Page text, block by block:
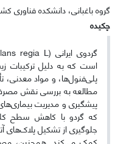
گروه باغبانی، دانشکده فناوری
چکیده
است که به دلیل ترکیبات
پلی‌فنول‌ها، و مواد معدنی،
مطالعه به بررسی نقش مصرف
پیشگیری و مدیریت
جلوگیری از تشکیل پلاک‌های